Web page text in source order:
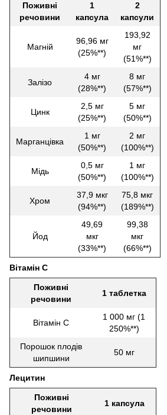
Поживні
речовини
1
капсула
2
капсули
Магній
96,96 мг
(25%**)
193,92
мг
(51%**)
Залізо
4 мг
(28%**)
8 мг
(57%**)
Цинк
2,5 мг
(25%**)
5 мг
(50%**)
Марганцівка
1 мг
(50%**)
2 мг
(100%**)
Мідь
0,5 мг
(50%**)
1 мг
(100%**)
Хром
37,9 мкг
(94%**)
75,8 мкг
(189%**)
Йод
49,69
мкг
(33%**)
99,38
мкг
(66%**)
Вітамін C
Поживні
речовини
1 таблетка
Вітамін C
1 000 мг (1
250%**)
Порошок плодів
шипшини
50 мг
Лецитин
Поживні
речовини
1 капсула